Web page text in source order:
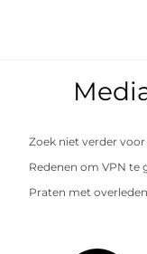
Zoek niet verder
Redenen om VPN te
Praten met